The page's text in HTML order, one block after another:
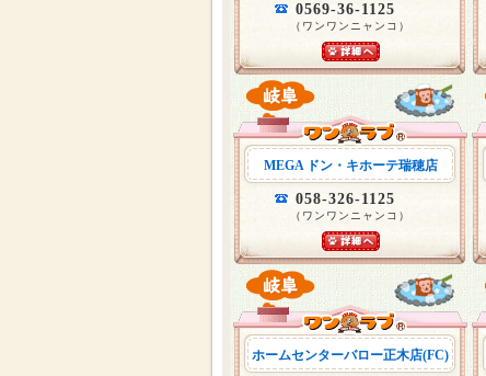
0569-36-1125
（ワンワンニャンコ）
MEGA ドン・キホーテ瑞穂店
058-326-1125
（ワンワンニャンコ）
ホームセンターバロー正木店(FC)